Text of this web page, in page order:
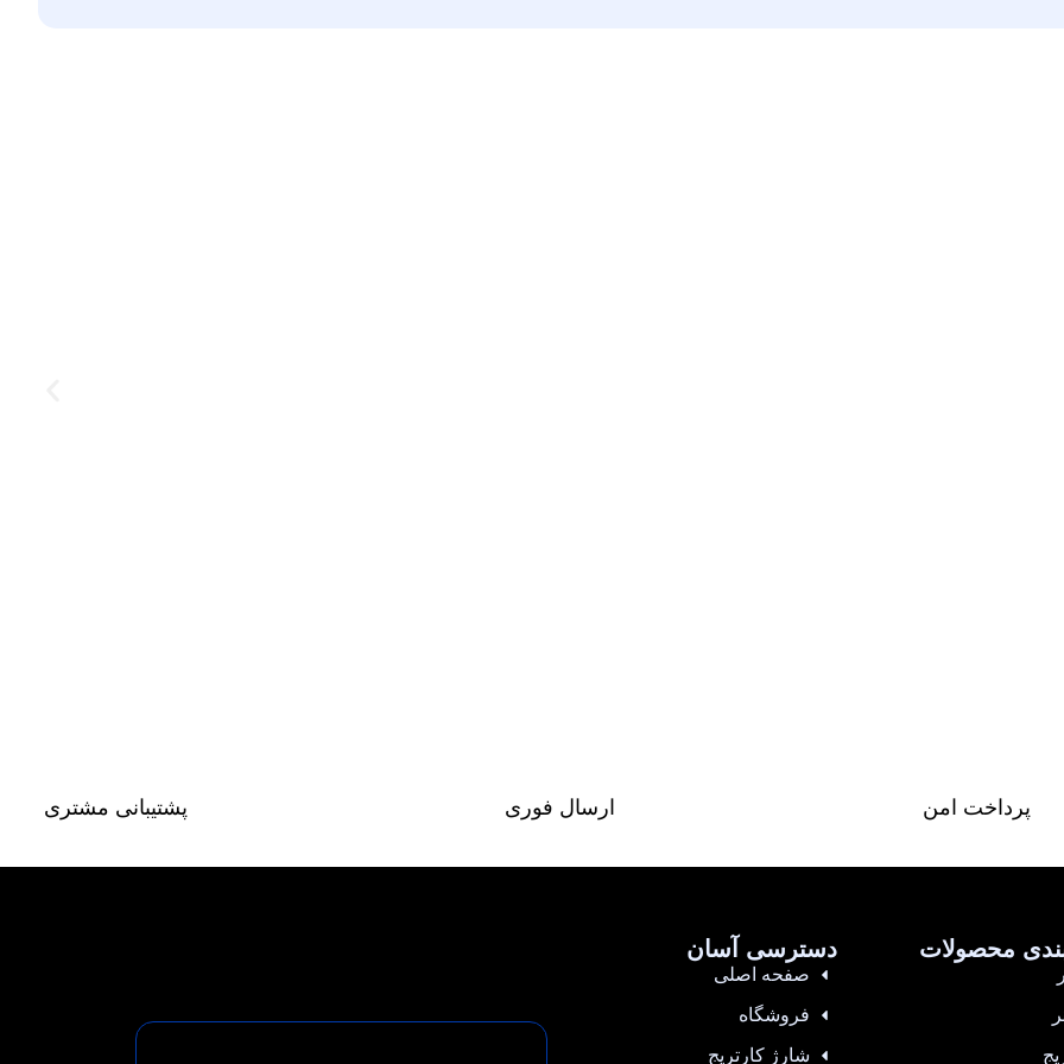
پرداخت امن ارسال فوری پشتیبانی مشتری
دسترسی آسان
صفحه اصلی
فروشگاه
شارژ کارتریج
محصولات